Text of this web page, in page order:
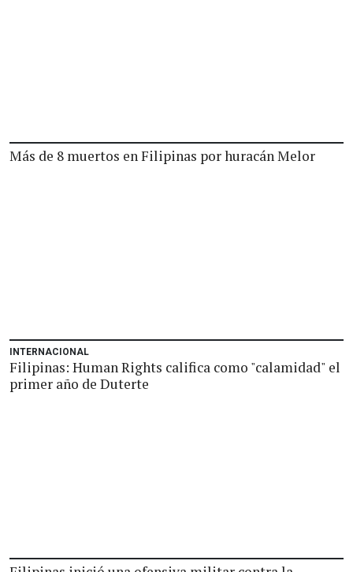
Más de 8 muertos en Filipinas por huracán Melor
INTERNACIONAL
Filipinas: Human Rights califica como "calamidad" el
primer año de Duterte